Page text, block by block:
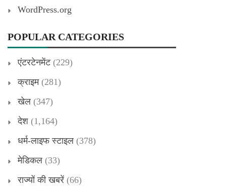
WordPress.org
POPULAR CATEGORIES
एंटरटेनमेंट(229)
क्राइम(281)
खेल (347)
देश (1,164)
धर्म-लाइफ स्टाइल (378)
मेडिकल (33)
राज्यों की खबरें (66)